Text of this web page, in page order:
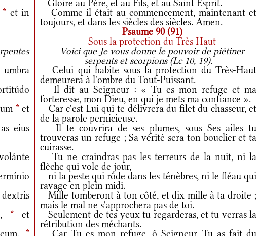
Gloire au Père, et au Fils, et au Saint Esprit.
* et in
Comme il était au commencement, maintenant et
toujours, et dans les siècles des siècles. Amen.
Psaume 90 (91)
Sous la protection du Très Haut
Voici que Je vous donne le pouvoir de piétiner
serpents et scorpions (Lc 10, 19).
umbra
Celui qui habite sous la protection du Très-Haut
demeurera à l'ombre du Tout-Puissant.
Il dit au Seigneur : « Tu es mon refuge et ma
forteresse, mon Dieu, en qui je mets ma confiance ».
*et
Car c'est Lui qui te délivrera du filet du chasseur, et
de la parole pernicieuse.
eius
Il te couvrira de ses plumes, sous Ses ailes tu
trouveras un refuge ; Sa vérité sera ton bouclier et ta
cuirasse.
Tu ne craindras pas les terreurs de la nuit, ni la
flèche qui vole de jour,
ni la peste qui rôde dans les ténèbres, ni le fléau qui
ravage en plein midi.
dextris
Mille tomberont à ton côté, et dix mille à ta droite ;
mais le mal ne s'approchera pas de toi.
* et
Seulement de tes yeux tu regarderas, et tu verras la
rétribution des méchants.